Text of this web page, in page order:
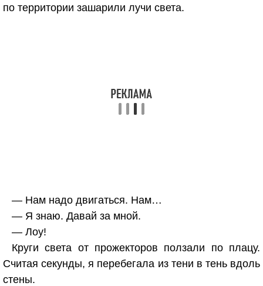
по территории зашарили лучи света.
— Нам надо двигаться. Нам…
— Я знаю. Давай за мной.
— Лоу!
Круги света от прожекторов ползали по плацу.
Считая секунды, я перебегала из тени в тень вдоль
стены.